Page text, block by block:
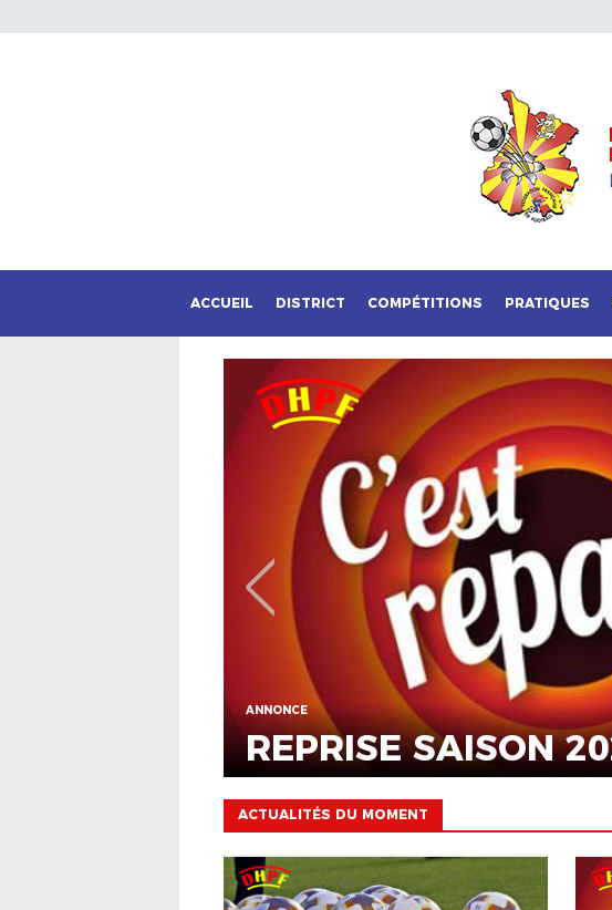
ACCUEIL DISTRICT COMPÉTITIONS PRATIQUES
ACTUALITÉ DU DISTRICT CLUB DERNIERS ÉVÈNEMENTS
AG DISTRICT DU
GER
ACTUALITÉS DU MOMENT